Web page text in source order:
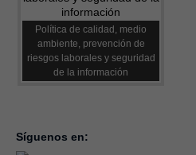
Política de calidad, medio
ambiente, prevención de
riesgos laborales y seguridad
de la información
Síguenos en: